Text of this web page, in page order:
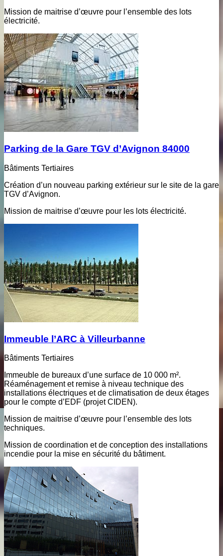
Mission de maitrise d’œuvre pour l’ensemble des lots
électricité.
Parking de la Gare TGV d’Avignon 84000
Bâtiments Tertiaires
Création d’un nouveau parking extérieur sur le site de la gare
TGV d’Avignon.
Mission de maitrise d’œuvre pour les lots électricité.
Immeuble l’ARC à Villeurbanne
Bâtiments Tertiaires
Immeuble de bureaux d’une surface de 10 000 m².
Réaménagement et remise à niveau technique des
installations électriques et de climatisation de deux étages
pour le compte d’EDF (projet CIDEN).
Mission de maitrise d’œuvre pour l’ensemble des lots
techniques.
Mission de coordination et de conception des installations
incendie pour la mise en sécurité du bâtiment.